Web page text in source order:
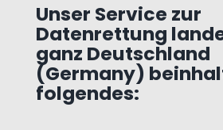
Unser Service zur
Datenrettung
ganz Deutschland
(Germany)
folgendes: